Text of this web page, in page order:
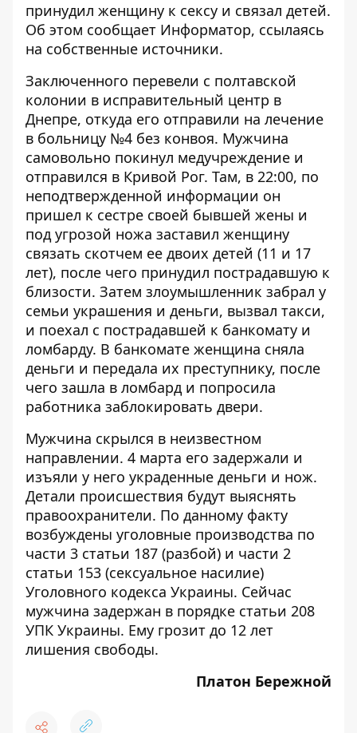
принудил женщину к сексу и связал детей.
Об этом сообщает Информатор, ссылаясь
на собственные источники.
Заключенного перевели с полтавской
колонии в исправительный центр в
Днепре, откуда его отправили на лечение
в больницу №4 без конвоя. Мужчина
самовольно покинул медучреждение и
отправился в Кривой Рог. Там, в 22:00, по
неподтвержденной информации он
пришел к сестре своей бывшей жены и
под угрозой ножа заставил женщину
связать скотчем ее двоих детей (11 и 17
лет), после чего принудил пострадавшую к
близости. Затем злоумышленник забрал у
семьи украшения и деньги, вызвал такси,
и поехал с пострадавшей к банкомату и
ломбарду. В банкомате женщина сняла
деньги и передала их преступнику, после
чего зашла в ломбард и попросила
работника заблокировать двери.
Мужчина скрылся в неизвестном
направлении. 4 марта его задержали и
изъяли у него украденные деньги и нож.
Детали происшествия будут выяснять
правоохранители. По данному факту
возбуждены уголовные производства по
части 3 статьи 187 (разбой) и части 2
статьи 153 (сексуальное насилие)
Уголовного кодекса Украины. Сейчас
мужчина задержан в порядке статьи 208
УПК Украины. Ему грозит до 12 лет
лишения свободы.
Платон Бережной